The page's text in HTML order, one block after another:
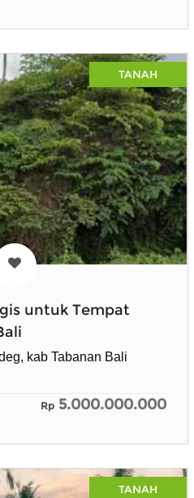
TANAH
untuk Tempat
kab Tabanan Bali
Rp 5.000.000.000
TANAH